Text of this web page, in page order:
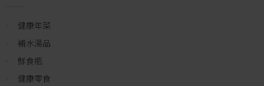
健康年菜
補水湯品
鮮食瓶
健康零食